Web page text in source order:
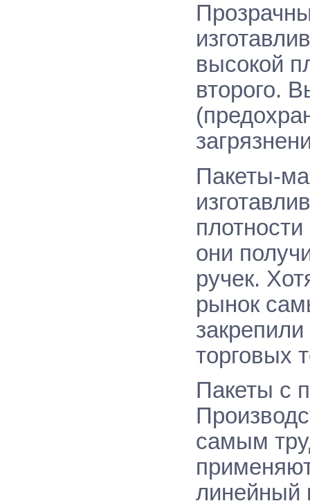
высокой
второго.
Пакеты-
они
ручек.
рынок
торговых
Пакеты с
самым
линейный